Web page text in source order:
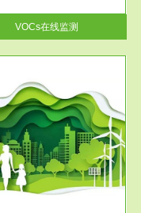
VOCs在线监测